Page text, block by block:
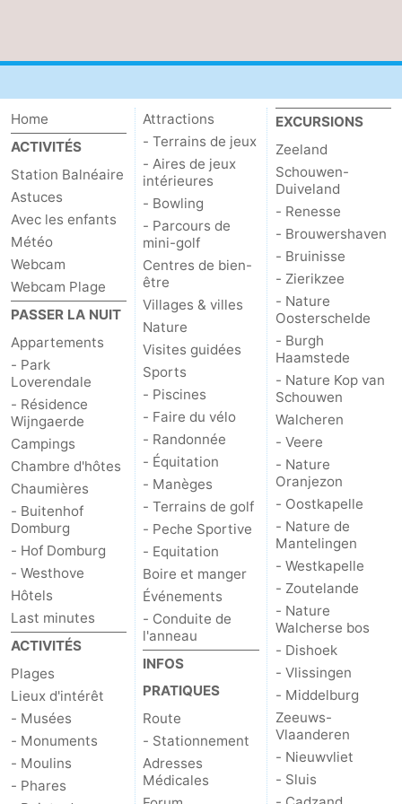
Home
ACTIVITÉS
Station Balnéaire
Astuces
Avec les enfants
Météo
Webcam
Webcam Plage
PASSER LA NUIT
Appartements
- Park
Loverendale
- Résidence
Wijngaerde
Campings
Chambre d'hôtes
Chaumières
- Buitenhof
Domburg
- Hof Domburg
- Westhove
Hôtels
Last minutes
ACTIVITÉS
Plages
Lieux d'intérêt
- Musées
- Monuments
- Moulins
- Phares
Attractions
- Terrains de jeux
- Aires de jeux
intérieures
- Bowling
- Parcours de
mini-golf
Centres de bien-
être
Villages & villes
Nature
Visites guidées
Sports
- Piscines
- Faire du vélo
- Randonnée
- Équitation
- Manèges
- Terrains de golf
- Peche Sportive
- Equitation
Boire et manger
Événements
- Conduite de
l'anneau
INFOS
PRATIQUES
Route
- Stationnement
Adresses
Médicales
EXCURSIONS
Zeeland
Schouwen-
Duiveland
- Renesse
- Brouwershaven
- Bruinisse
- Zierikzee
- Nature
Oosterschelde
- Burgh
Haamstede
- Nature Kop van
Schouwen
Walcheren
- Veere
- Nature
Oranjezon
- Oostkapelle
- Nature de
Mantelingen
- Westkapelle
- Zoutelande
- Nature
Walcherse bos
- Dishoek
- Vlissingen
- Middelburg
Zeeuws-
Vlaanderen
- Nieuwvliet
- Sluis